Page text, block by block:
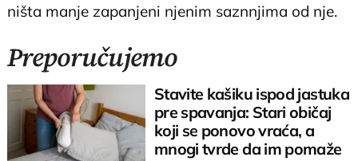
ništa manje zapanjeni njenim saznnjima od nje.
Preporučujemo
Stavite kašiku ispod jastuka
pre spavanja: Stari običaj
koji se ponovo vraća, a
mnogi tvrde da im pomaže